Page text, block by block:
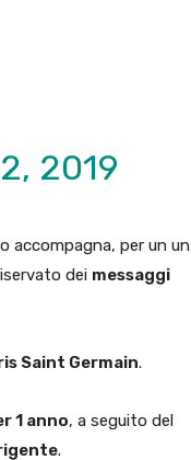
2019
accompagna, per un un
dei messaggi
Saint Germain.
1 anno, a seguito del
.